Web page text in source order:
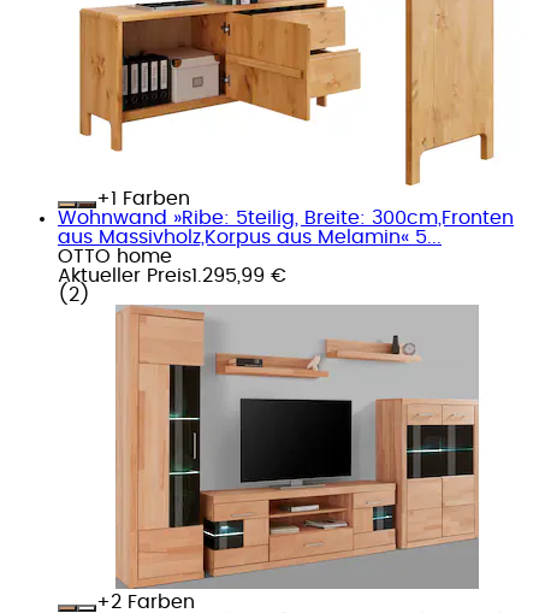
+
Farben
Wohnwand »Ribe: 5teilig, Breite: 300cm,Fronten
aus Massivholz,Korpus aus Melamin« 5...
OTTO home
Aktueller Preis1.295,99 €
( 2 )
+
Farben